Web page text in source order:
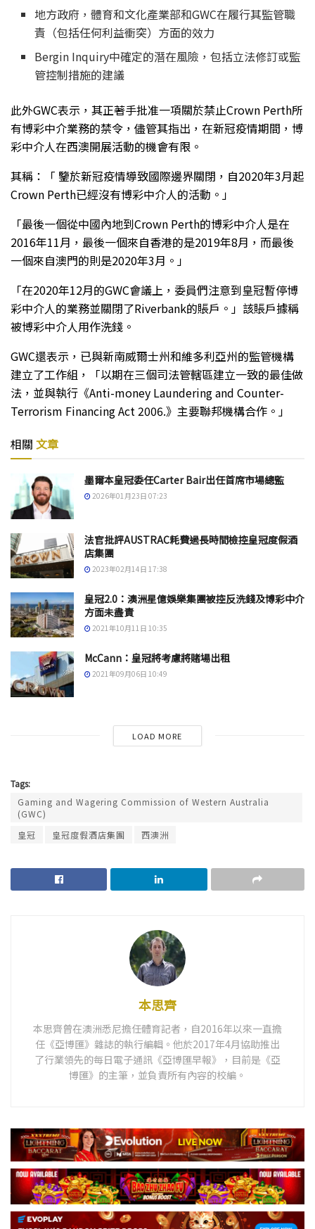
地方政府，體育和文化產業部和GWC在履行其監管職
責（包括任何利益衝突）方面的效力
Bergin Inquiry中確定的潛在風險，包括立法修訂或監
管控制措施的建議
此外GWC表示，其正著手批准一項關於禁止Crown Perth所
有博彩中介業務的禁令，儘管其指出，在新冠疫情期間，博
彩中介人在西澳開展活動的機會有限。
其稱：「 鑒於新冠疫情導致國際邊界關閉，自2020年3月起
Crown Perth已經沒有博彩中介人的活動。」
「最後一個從中國內地到Crown Perth的博彩中介人是在
2016年11月，最後一個來自香港的是2019年8月，而最後
一個來自澳門的則是2020年3月。」
「在2020年12月的GWC會議上，委員們注意到皇冠暫停博
彩中介人的業務並關閉了Riverbank的賬戶。」該賬戶據稱
被博彩中介人用作洗錢。
GWC還表示，已與新南威爾士州和維多利亞州的監管機構
建立了工作組，「以期在三個司法管轄區建立一致的最佳做
法，並與執行《Anti-money Laundering and Counter-
Terrorism Financing Act 2006.》主要聯邦機構合作。」
相關 文章
墨爾本皇冠委任Carter Bair出任首席市場總監
2026年01月23日 07:23
法官批評AUSTRAC耗費過長時間檢控皇冠度假酒
店集團
2023年02月14日 17:38
皇冠2.0：澳洲星億娛樂集團被控反洗錢及博彩中介
方面未盡責
2021年10月11日 10:35
McCann：皇冠將考慮將賭場出租
2021年09月06日 10:49
LOAD MORE
Tags:
Gaming and Wagering Commission of Western Australia
(GWC)
皇冠
皇冠度假酒店集團 西澳洲
本思齊
本思齊曾在澳洲悉尼擔任體育記者，自2016年以來一直擔
任《亞博匯》雜誌的執行編輯。他於2017年4月協助推出
了行業領先的每日電子通訊《亞博匯早報》，目前是《亞
博匯》的主筆，並負責所有內容的校編。